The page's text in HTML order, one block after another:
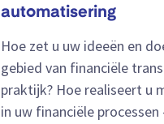
automatisering
Hoe zet u uw ideeën en
gebied van financiële
praktijk? Hoe realiseert u
in uw financiële